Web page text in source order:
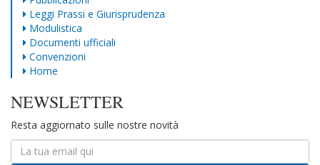
Leggi Prassi e Giurisprudenza
Modulistica
Documenti ufficiali
Convenzioni
Home
NEWSLETTER
Resta aggiornato sulle nostre novità